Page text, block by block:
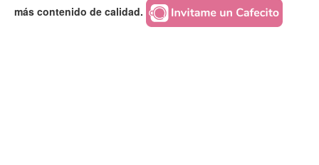
más contenido de calidad.